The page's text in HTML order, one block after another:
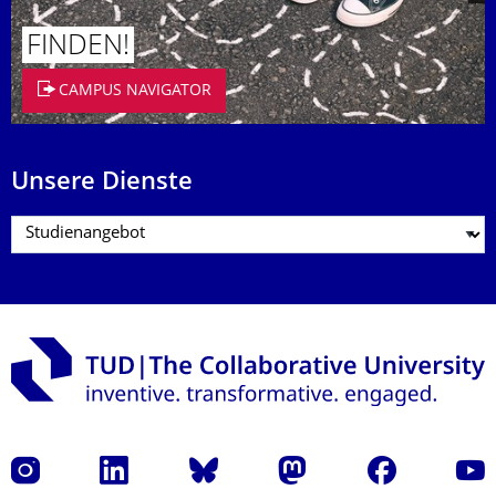
FINDEN!
CAMPUS NAVIGATOR
Unsere Dienste
Instagram LinkedIn Bluesky Mastodon Facebook